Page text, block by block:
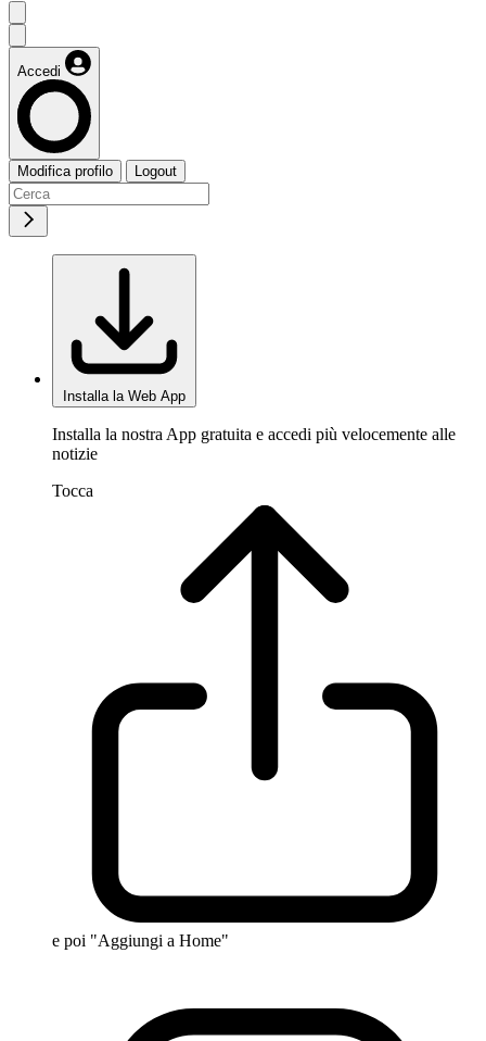
Accedi
Modifica profilo Logout
Installa la Web App
Installa la nostra App gratuita e accedi più velocemente alle
notizie
Tocca
e poi "Aggiungi a Home"